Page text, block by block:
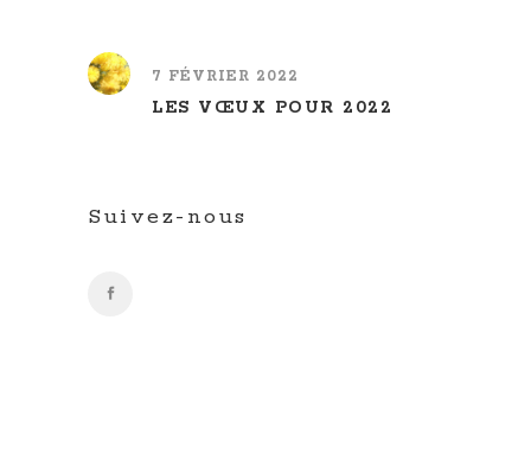
7 FÉVRIER 2022
LES VŒUX POUR 2022
Suivez-nous